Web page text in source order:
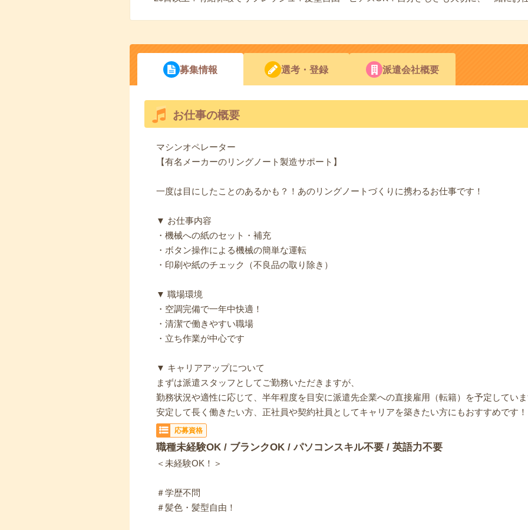
募集情報 選考・登録 派遣会社概要
お仕事の概要
マシンオペレーター
【有名メーカーのリングノート製造サポート】
一度は目にしたことのあるかも？！あのリングノートづくりに携わるお仕事です！
▼ お仕事内容
・機械への紙のセット・補充
・ボタン操作による機械の簡単な運転
・印刷や紙のチェック（不良品の取り除き）
▼ 職場環境
・空調完備で一年中快適！
・清潔で働きやすい職場
・立ち作業が中心です
▼ キャリアアップについて
まずは派遣スタッフとしてご勤務いただきますが、
勤務状況や適性に応じて、半年程度を目安に派遣先企業への直接雇用（転籍）を予定してい
安定して長く働きたい方、正社員や契約社員としてキャリアを築きたい方にもおすすめです！
応募資格
職種未経験OK / ブランクOK / パソコンスキル不要 / 英語力不要
＜未経験OK！＞
＃学歴不問
＃髪色・髪型自由！